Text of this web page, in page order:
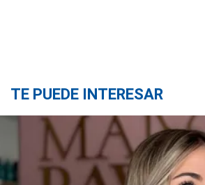
TE PUEDE INTERESAR